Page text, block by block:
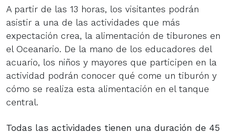
A partir de las 13 horas, los visitantes podrán
asistir a una de las actividades que más
expectación crea, la alimentación de tiburones en
el Oceanario. De la mano de los educadores del
acuario, los niños y mayores que participen en la
actividad podrán conocer qué come un tiburón y
cómo se realiza esta alimentación en el tanque
central.
Todas las actividades tienen una duración de 45